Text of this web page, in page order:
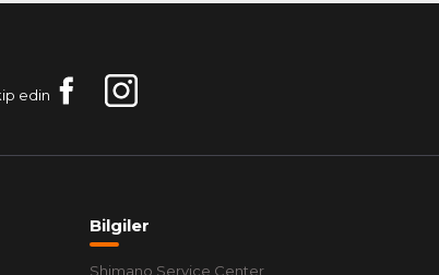
edin
Bilgiler
Shimano Service Center